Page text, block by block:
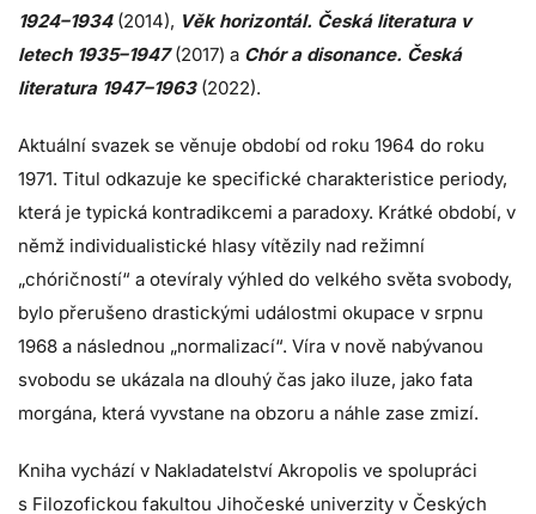
1924–1934(2014), Věk horizontál. Česká literatura v
letech 1935–1947(2017) a Chór a disonance. Česká
literatura 1947–1963(2022).
Aktuální svazek se věnuje období od roku 1964 do roku
1971. Titul odkazuje ke specifické charakteristice periody,
která je typická kontradikcemi a paradoxy. Krátké období, v
němž individualistické hlasy vítězily nad režimní
„chóričností“ a otevíraly výhled do velkého světa svobody,
bylo přerušeno drastickými událostmi okupace v srpnu
1968 a následnou „normalizací“. Víra v nově nabývanou
svobodu se ukázala na dlouhý čas jako iluze, jako fata
morgána, která vyvstane na obzoru a náhle zase zmizí.
Kniha vychází v Nakladatelství Akropolis ve spolupráci
s Filozofickou fakultou Jihočeské univerzity v Českých